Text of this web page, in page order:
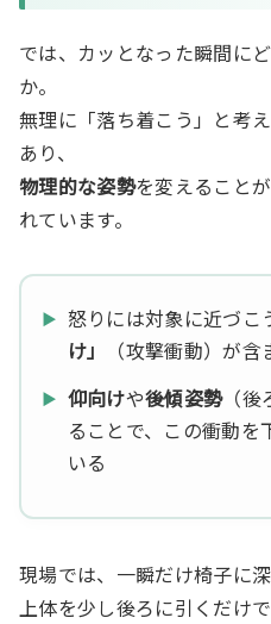
では、カッとなった瞬間に
か。
無理に「落ち着こう」と考
あり、
物理的な姿勢を変えること
れています。
怒りには対象に近づこ
け」
（攻撃衝動）が含
仰向けや後傾姿勢（後
ることで、この衝動を
いる
現場では、一瞬だけ椅子に深
上体を少し後ろに引くだけで